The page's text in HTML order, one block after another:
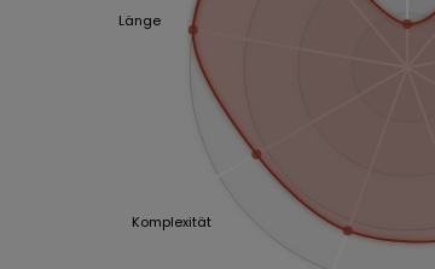
Komplexität
Länge